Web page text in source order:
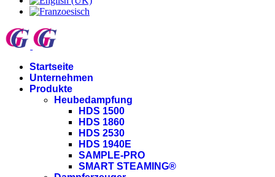
Startseite
Unternehmen
Produkte
Heubedampfung
HDS 1500
HDS 1860
HDS 2530
HDS 1940E
SAMPLE-PRO
SMART STEAMING®